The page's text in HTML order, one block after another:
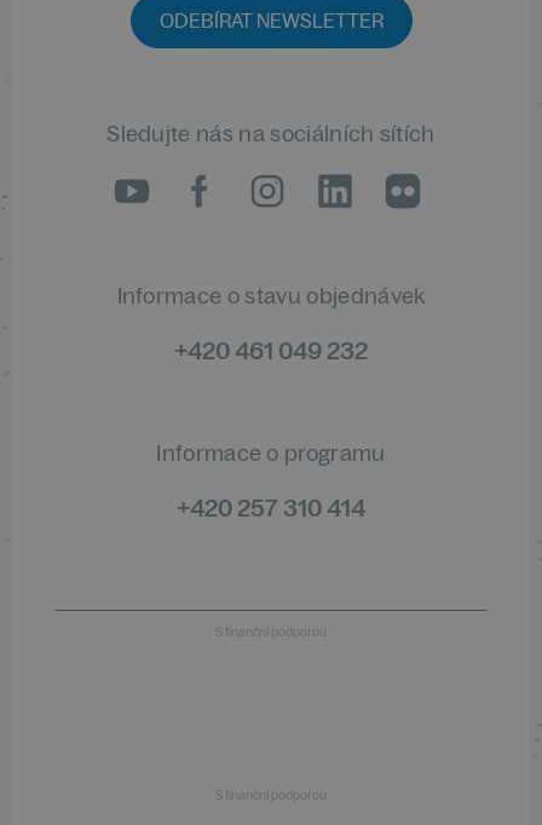
ODEBÍRAT NEWSLETTER
Sledujte nás na sociálních sítích
LinkedIn
flickr
Informace o stavu objednávek
+420 461 049 232
Informace o programu
+420 257 310 414
S finanční podporou
S finanční podporou